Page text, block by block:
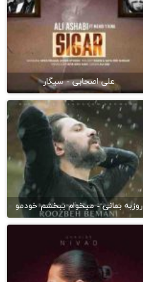
علی اصحابی - سیگار
روزبه بمانی - میخوام ببخشم خودمو